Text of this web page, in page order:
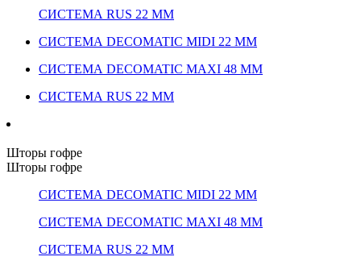
СИСТЕМА RUS 22 ММ
СИСТЕМА DECOMATIC MIDI 22 ММ
СИСТЕМА DECOMATIC MAXI 48 ММ
СИСТЕМА RUS 22 ММ
Шторы гофре
Шторы гофре
СИСТЕМА DECOMATIC MIDI 22 ММ
СИСТЕМА DECOMATIC MAXI 48 ММ
СИСТЕМА RUS 22 ММ